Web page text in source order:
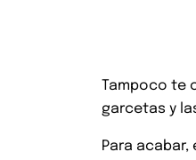
Tampoco te
garcetas y
Para acabar,